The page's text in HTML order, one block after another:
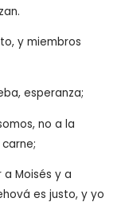
y miembros
esperanza;
no a la
a Moisés y a
es justo, y yo